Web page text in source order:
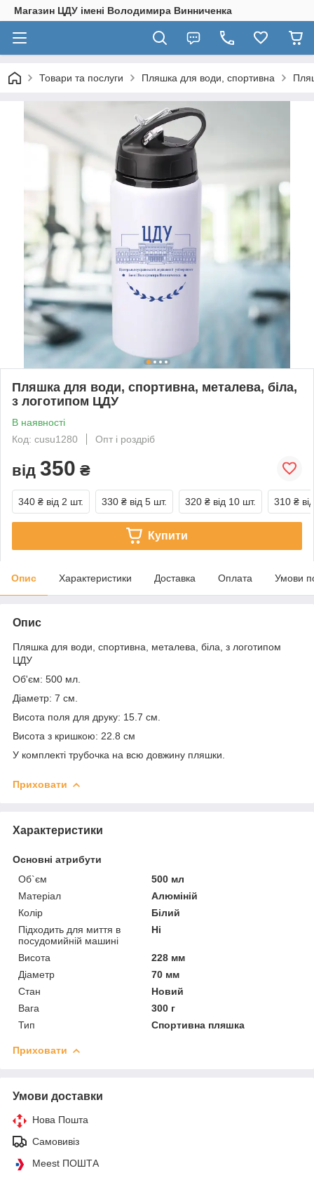
Магазин ЦДУ імені Володимира Винниченка
Товари та послуги Пляшка для води, спортивна
Пляшка для води, спортивна, металева, біла,
з логотипом ЦДУ
В наявності
Код: cusu1280
Опт і роздріб
від 350 ₴
340 ₴ від 2 шт. 330 ₴ від 5 шт. 320 ₴ від 10 шт. 310 ₴
Купити
Опис Характеристики Доставка Оплата Умови
Опис
Пляшка для води, спортивна, металева, біла, з логотипом
ЦДУ
Об'єм: 500 мл.
Діаметр: 7 см.
Висота поля для друку: 15.7 см.
Висота з кришкою: 22.8 см
У комплекті трубочка на всю довжину пляшки.
Приховати
Характеристики
Основні атрибути
Об`єм
500 мл
Матеріал
Алюміній
Колір
Білий
Підходить для миття в
посудомийній машині
Ні
Висота
228 мм
Діаметр
70 мм
Стан
Новий
Вага
300 г
Тип
Спортивна пляшка
Приховати
Умови доставки
Нова Пошта
Самовивіз
Meest ПОШТА